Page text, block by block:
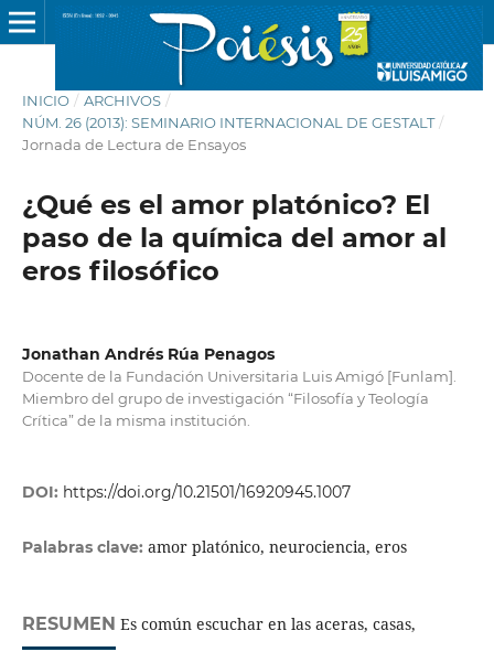
INICIO / ARCHIVOS /
NÚM. 26 (2013): SEMINARIO INTERNACIONAL DE GESTALT /
Jornada de Lectura de Ensayos
¿Qué es el amor platónico? El
paso de la química del amor al
eros filosófico
Jonathan Andrés Rúa Penagos
Docente de la Fundación Universitaria Luis Amigó [Funlam].
Miembro del grupo de investigación “Filosofía y Teología
Crítica” de la misma institución.
DOI: https://doi.org/10.21501/16920945.1007
Palabras clave: amor platónico, neurociencia, eros
RESUMEN Es común escuchar en las aceras, casas,